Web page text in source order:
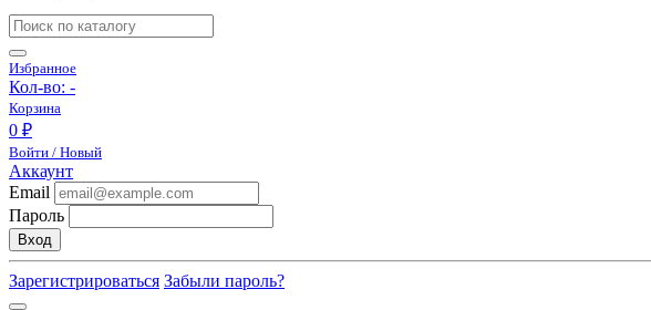
Избранное
Кол-во: -
Корзина
0 ₽
Войти / Новый
Аккаунт
Email
Пароль
Вход
Зарегистрироваться Забыли пароль?